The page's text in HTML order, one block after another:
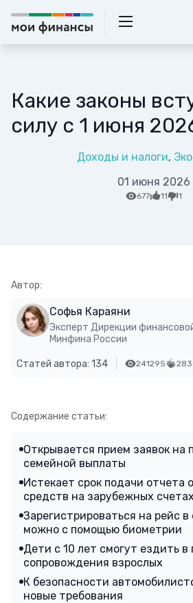
Какие законы
силу с 1 июня
Доходы и налоги
01 июня 2026
677 11 1
Автор:
Софья Караяни
Эксперт Дирекции
Минфина России
Статей автора: 134 241295
Содержание статьи:
Открывается прием заявок на
семейной выплаты
Истекает срок подачи отчета
средств на зарубежных счетах
Зарегистрироваться на рейс
можно с помощью биометрии
Дети с 10 лет смогут ездить в
сопровождения взрослых
К безопасности
новые требования